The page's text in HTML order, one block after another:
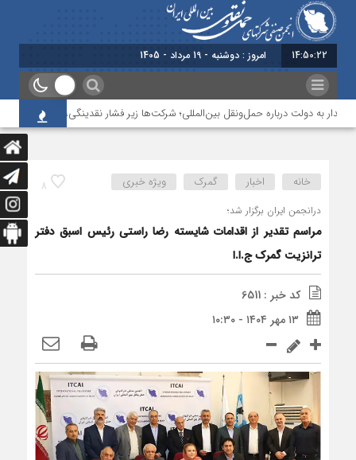
14:50:22 امروز : دوشنبه - 19 مرداد - 1405
به دولت درباره حمل‌ونقل بین‌المللی؛ شرکت‌ها زیر فشار نقدینگی، مالیات و افت
8 خانه اخبار گمرک ویژه خبری
درانجمن ایران برگزار شد؛
مراسم تقدیر از اقدامات شایسته رضا راستی رئیس اسبق دفتر
ترانزیت گمرک ج.ا.ا
کد خبر : 6511
۱۳ مهر ۱۴۰۴ - ۱۰:۳۰